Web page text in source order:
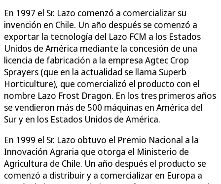
En 1997 el Sr. Lazo comenzó a comercializar su
invención en Chile. Un año después se comenzó a
exportar la tecnología del Lazo FCM a los Estados
Unidos de América mediante la concesión de una
licencia de fabricación a la empresa Agtec Crop
Sprayers (que en la actualidad se llama Superb
Horticulture), que comercializó el producto con el
nombre Lazo Frost Dragon. En los tres primeros años
se vendieron más de 500 máquinas en América del
Sur y en los Estados Unidos de América.
En 1999 el Sr. Lazo obtuvo el Premio Nacional a la
Innovación Agraria que otorga el Ministerio de
Agricultura de Chile. Un año después el producto se
comenzó a distribuir y a comercializar en Europa a